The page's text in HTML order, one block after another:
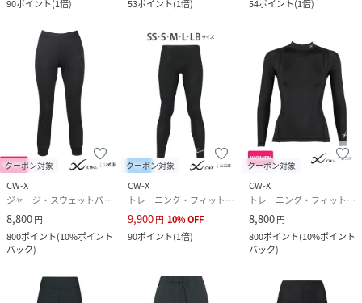
90ポイント(1倍)
53ポイント(1倍)
54ポイント(1倍)
クーポン対象
CW-X
ジャージ・スウェットパンツ
8,800円
800ポイント(10%ポイント
バック)
クーポン対象
CW-X
トレーニング・フィットネス用品
9,900円 10%OFF
90ポイント(1倍)
クーポン対象
CW-X
トレーニング・フィットネス用品
8,800円
800ポイント(10%ポイント
バック)